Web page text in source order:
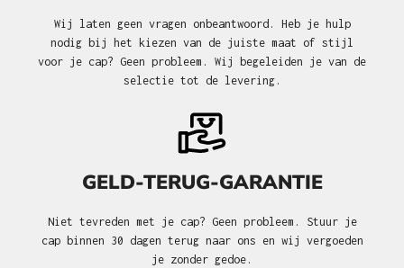
Wij laten geen vragen onbeantwoord. Heb je hulp
nodig bij het kiezen van de juiste maat of stijl
voor je cap? Geen probleem. Wij begeleiden je van de
selectie tot de levering.
GELD-TERUG-GARANTIE
Niet tevreden met je cap? Geen probleem. Stuur je
cap binnen 30 dagen terug naar ons en wij vergoeden
je zonder gedoe.